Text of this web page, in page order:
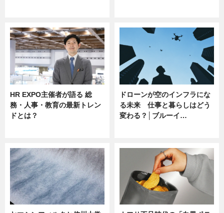
HR EXPO主催者が語る 総
務・人事・教育の最新トレン
ドとは？
ドローンが空のインフラにな
る未来 仕事と暮らしはどう
変わる？│ブルーイ…